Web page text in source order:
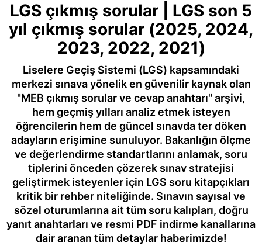
LGS çıkmış sorular | LGS son 5
yıl çıkmış sorular (2025, 2024,
2023, 2022, 2021)
Liselere Geçiş Sistemi (LGS) kapsamındaki
merkezi sınava yönelik en güvenilir kaynak olan
"MEB çıkmış sorular ve cevap anahtarı" arşivi,
hem geçmiş yılları analiz etmek isteyen
öğrencilerin hem de güncel sınavda ter döken
adayların erişimine sunuluyor. Bakanlığın ölçme
ve değerlendirme standartlarını anlamak, soru
tiplerini önceden çözerek sınav stratejisi
geliştirmek isteyenler için LGS soru kitapçıkları
kritik bir rehber niteliğinde. Sınavın sayısal ve
sözel oturumlarına ait tüm soru kalıpları, doğru
yanıt anahtarları ve resmi PDF indirme kanallarına
dair aranan tüm detaylar haberimizde!